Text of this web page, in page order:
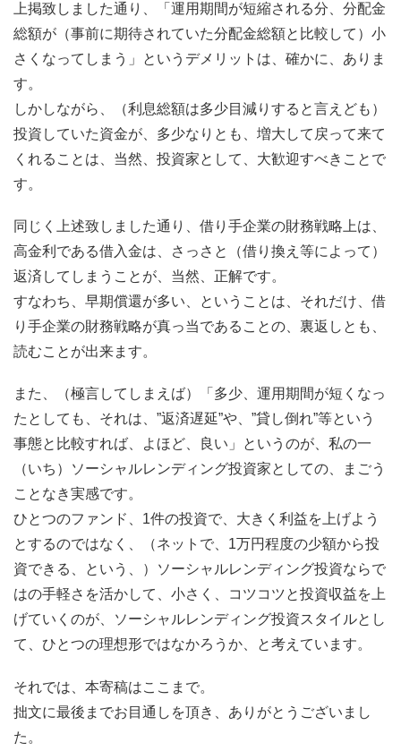
上掲致しました通り、「運用期間が短縮される分、分配金
総額が（事前に期待されていた分配金総額と比較して）小
さくなってしまう」というデメリットは、確かに、ありま
す。
しかしながら、（利息総額は多少目減りすると言えども）
投資していた資金が、多少なりとも、増大して戻って来て
くれることは、当然、投資家として、大歓迎すべきことで
す。
同じく上述致しました通り、借り手企業の財務戦略上は、
高金利である借入金は、さっさと（借り換え等によって）
返済してしまうことが、当然、正解です。
すなわち、早期償還が多い、ということは、それだけ、借
り手企業の財務戦略が真っ当であることの、裏返しとも、
読むことが出来ます。
また、（極言してしまえば）「多少、運用期間が短くなっ
たとしても、それは、”返済遅延”や、”貸し倒れ”等という
事態と比較すれば、よほど、良い」というのが、私の一
（いち）ソーシャルレンディング投資家としての、まごう
ことなき実感です。
ひとつのファンド、1件の投資で、大きく利益を上げよう
とするのではなく、（ネットで、1万円程度の少額から投
資できる、という、）ソーシャルレンディング投資ならで
はの手軽さを活かして、小さく、コツコツと投資収益を上
げていくのが、ソーシャルレンディング投資スタイルとし
て、ひとつの理想形ではなかろうか、と考えています。
それでは、本寄稿はここまで。
拙文に最後までお目通しを頂き、ありがとうございまし
た。